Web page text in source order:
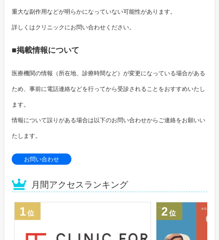
重大な副作用などが明らかになっていない可能性があります。
詳しくはクリニックにお問い合わせください。
■掲載情報について
医療機関の情報（所在地、診療時間など）が変更になっている場合がある
ため、事前に電話連絡などを行ってから受診されることをおすすめいたし
ます。
情報について誤りがある場合は以下のお問い合わせからご連絡をお願いい
たします。
お問い合わせ
月間アクセスランキング
1位 2位